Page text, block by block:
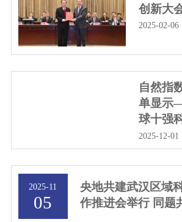
创新大
2025-02-06
自然指
单显示
球十强
2025-12-01
2025-11
05
央地共建武汉区域
作推进会举行 同题